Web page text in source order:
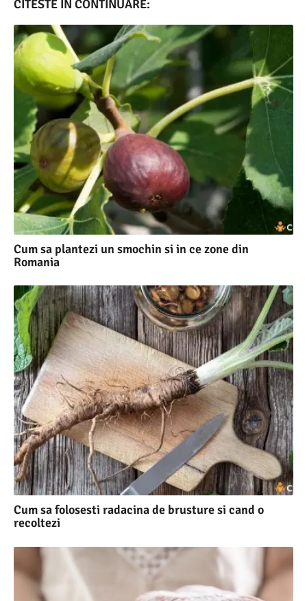
CITESTE IN CONTINUARE:
Cum sa plantezi un smochin si in ce zone din
Romania
Cum sa folosesti radacina de brusture si cand o
recoltezi